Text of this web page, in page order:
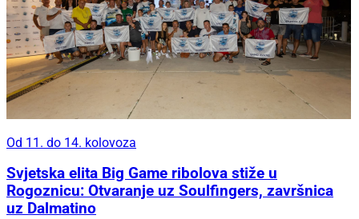
Od 11. do 14. kolovoza
Svjetska elita Big Game ribolova stiže u
Rogoznicu: Otvaranje uz Soulfingers, završnica
uz Dalmatino